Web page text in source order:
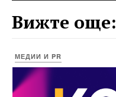
Вижте още:
МЕДИИ И PR